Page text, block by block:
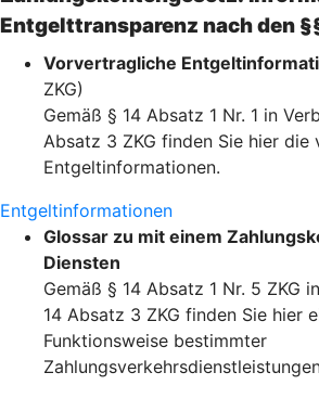
Entgelttransparenz nach den
Vorvertragliche
ZKG)
Gemäß § 14 Absatz 1 Nr. 1 in
Absatz 3 ZKG finden Sie hier
Entgeltinformationen.
Entgeltinformationen
Glossar zu mit einem
Diensten
Gemäß § 14 Absatz 1 Nr. 5 ZKG
14 Absatz 3 ZKG finden Sie hier
Funktionsweise bestimmter